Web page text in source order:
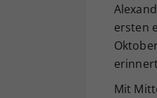
ersten
Mit